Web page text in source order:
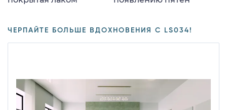
ЧЕРПАЙТЕ БОЛЬШЕ ВДОХНОВЕНИЯ С LS034!